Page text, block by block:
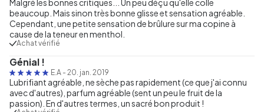
Malgré les bonnes critiques... Un peu déçu qu'elle colle
beaucoup. Mais sinon très bonne glisse et sensation agréable.
Cependant, une petite sensation de brûlure sur ma copine à
cause de la teneur en menthol.
Achat vérifié
Génial !
E.A - 20. jan. 2019
Lubrifiant agréable, ne sèche pas rapidement (ce que j'ai connu
avec d'autres), parfum agréable (sent un peu le fruit de la
passion). En d'autres termes, un sacré bon produit !